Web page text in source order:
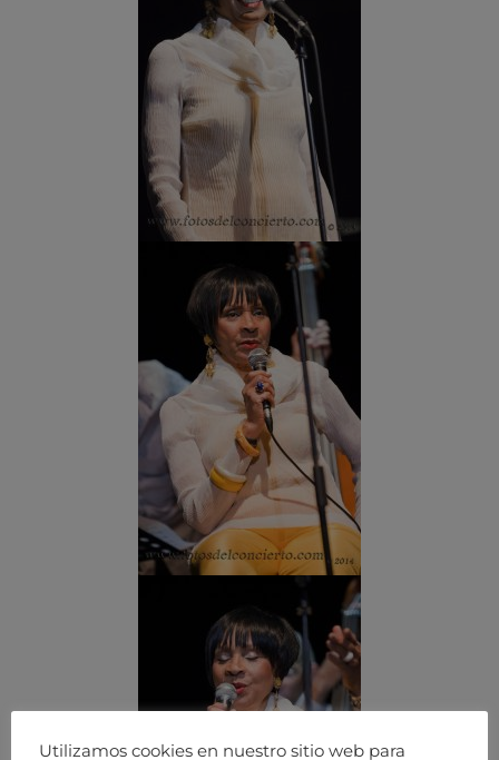
Utilizamos cookies en nuestro sitio web para